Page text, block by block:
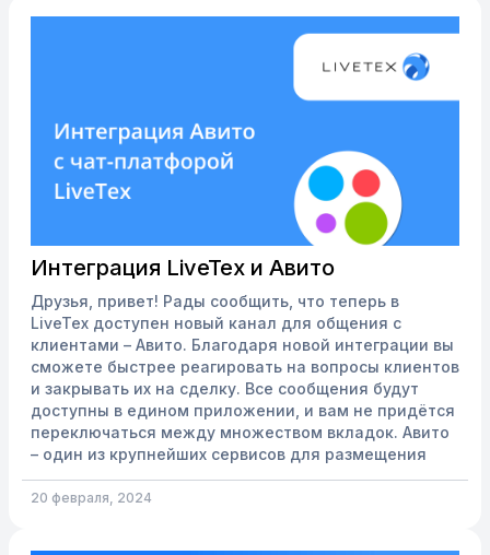
Интеграция LiveTex и Авито
Друзья, привет! Рады сообщить, что теперь в
LiveTex доступен новый канал для общения с
клиентами – Авито. Благодаря новой интеграции вы
сможете быстрее реагировать на вопросы клиентов
и закрывать их на сделку. Все сообщения будут
доступны в едином приложении, и вам не придётся
переключаться между множеством вкладок. Авито
– один из крупнейших сервисов для размещения
объявлений о товарах, недвижимости, а также
услугах от частных лиц и компаний. На конец 2023 г.
20 февраля, 2024